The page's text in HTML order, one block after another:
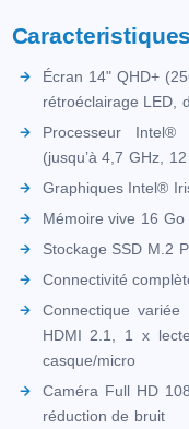
Écran 14" QHD+
rétroéclairage LED,
Processeur
(jusqu’à 4,7 GHz,
Graphiques Intel®
Mémoire vive 16
Stockage SSD M.2
Connectivité
Connectique
HDMI 2.1, 1 x
casque/micro
Caméra Full HD
réduction de bruit